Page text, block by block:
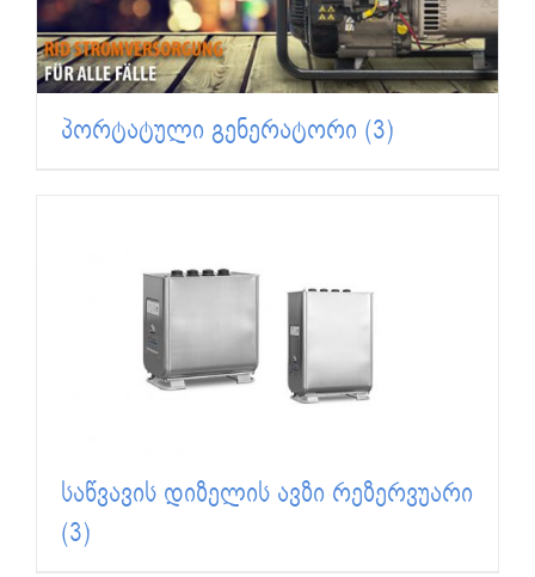
პორტატული გენერატორი (3)
საწვავის დიზელის ავზი რეზერვუარი
(3)